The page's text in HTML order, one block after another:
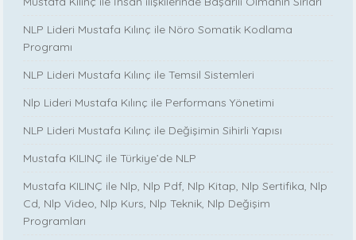
NLP Lideri Mustafa Kılınç ile Nöro Somatik Kodlama
Programı
NLP Lideri Mustafa Kılınç ile Temsil Sistemleri
Nlp Lideri Mustafa Kılınç ile Performans Yönetimi
NLP Lideri Mustafa Kılınç ile Değişimin Sihirli Yapısı
Mustafa KILINÇ ile Türkiye’de NLP
Mustafa KILINÇ ile Nlp, Nlp Pdf, Nlp Kitap, Nlp Sertifika, Nlp
Cd, Nlp Video, Nlp Kurs, Nlp Teknik, Nlp Değişim
Programları